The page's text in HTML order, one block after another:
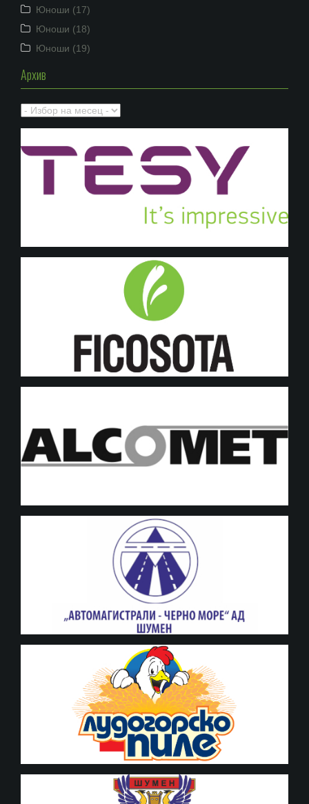
Юноши (17)
Юноши (18)
Юноши (19)
Архив
Архив